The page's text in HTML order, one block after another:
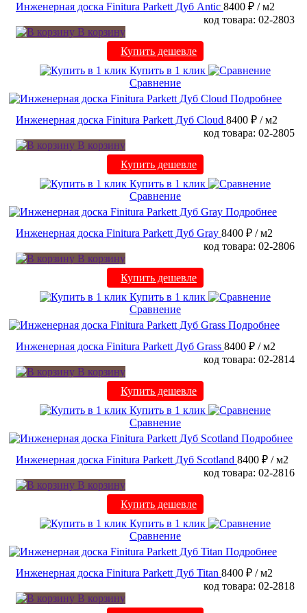
Инженерная доска Finitura Parkett Дуб Antic 8400 ₽ / м2
код товара: 02-2803
В корзину
Купить дешевле
Купить в 1 клик
Сравнение
Подробнее
Инженерная доска Finitura Parkett Дуб Cloud 8400 ₽ / м2
код товара: 02-2805
В корзину
Купить дешевле
Купить в 1 клик
Сравнение
Подробнее
Инженерная доска Finitura Parkett Дуб Gray 8400 ₽ / м2
код товара: 02-2806
В корзину
Купить дешевле
Купить в 1 клик
Сравнение
Подробнее
Инженерная доска Finitura Parkett Дуб Grass 8400 ₽ / м2
код товара: 02-2814
В корзину
Купить дешевле
Купить в 1 клик
Сравнение
Подробнее
Инженерная доска Finitura Parkett Дуб Scotland 8400 ₽ / м2
код товара: 02-2816
В корзину
Купить дешевле
Купить в 1 клик
Сравнение
Подробнее
Инженерная доска Finitura Parkett Дуб Titan 8400 ₽ / м2
код товара: 02-2818
В корзину